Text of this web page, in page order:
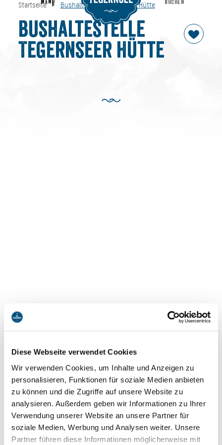
Diese Webseite verwendet Cookies
Wir verwenden Cookies, um Inhalte und Anzeigen zu
personalisieren, Funktionen für soziale Medien anbieten
zu können und die Zugriffe auf unsere Website zu
analysieren. Außerdem geben wir Informationen zu Ihrer
Verwendung unserer Website an unsere Partner für
soziale Medien, Werbung und Analysen weiter. Unsere
Partner führen diese Informationen möglicherweise mit
Startseite Bushaltestelle Tegernseer Hütte
Bushaltestelle
Tegernseer Hütte
Bushaltestelle Tegernseer Hütte
Bayerwald
jetzt Route planen
Startseite Bushaltestelle Tegernseer Hütte
MENU BUCHEN